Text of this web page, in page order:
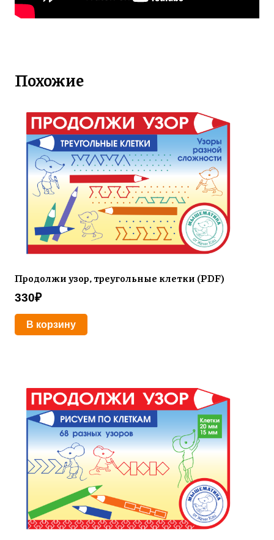
Похожие
Продолжи узор, треугольные клетки (PDF)
330₽
В корзину